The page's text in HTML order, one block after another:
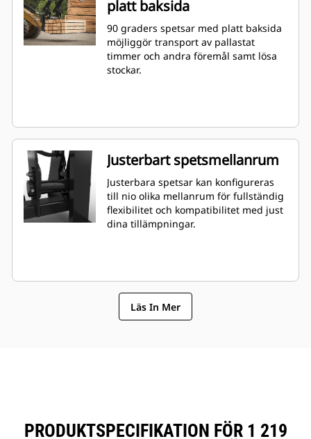
platt baksida
90 graders spetsar med platt baksida
möjliggör transport av pallastat
timmer och andra föremål samt lösa
stockar.
Justerbart spetsmellanrum
Justerbara spetsar kan konfigureras
till nio olika mellanrum för fullständig
flexibilitet och kompatibilitet med just
dina tillämpningar.
Läs In Mer
PRODUKTSPECIFIKATION FÖR 1 219